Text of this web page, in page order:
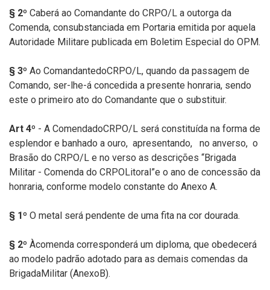
§ 2º Caberá ao Comandante do CRPO/L a outorga da
Comenda, consubstanciada em Portaria emitida por aquela
Autoridade Militare publicada em Boletim Especial do OPM.
§ 3º Ao ComandantedoCRPO/L, quando da passagem de
Comando, ser-lhe-á concedida a presente honraria, sendo
este o primeiro ato do Comandante que o substituir.
Art 4º - A ComendadoCRPO/L será constituída na forma de
esplendor e banhado a ouro, apresentando, no anverso, o
Brasão do CRPO/L e no verso as descrições “Brigada
Militar - Comenda do CRPOLitoral”e o ano de concessão da
honraria, conforme modelo constante do Anexo A.
§ 1º O metal será pendente de uma fita na cor dourada.
§ 2º Àcomenda corresponderá um diploma, que obedecerá
ao modelo padrão adotado para as demais comendas da
BrigadaMilitar (AnexoB).